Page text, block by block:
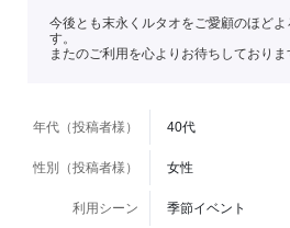
今後とも末永くルタオをご愛顧のほど
す。
またのご利用を心よりお待ちしておりま
年代（投稿者様） 40代
性別（投稿者様） 女性
利用シーン 季節イベント